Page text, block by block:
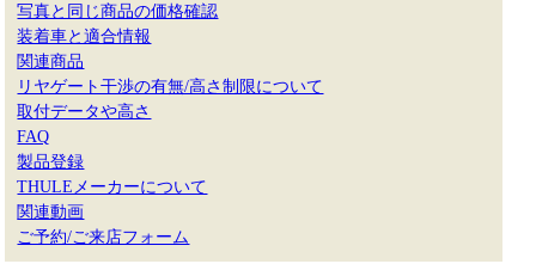
写真と同じ商品の価格確認
装着車と適合情報
関連商品
リヤゲート干渉の有無/高さ制限について
取付データや高さ
FAQ
製品登録
THULEメーカーについて
関連動画
ご予約/ご来店フォーム